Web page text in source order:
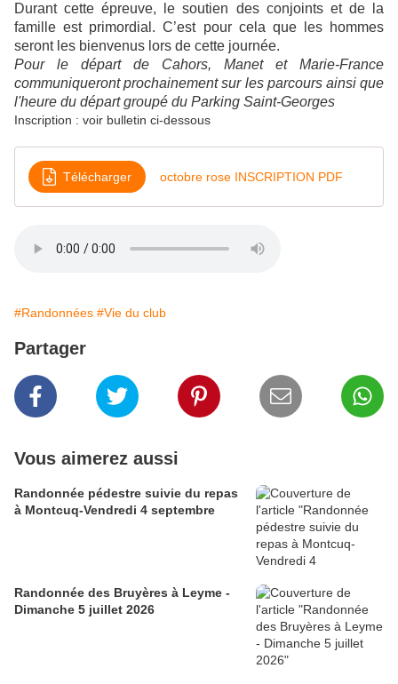
Durant cette épreuve, le soutien des conjoints et de la
famille est primordial. C’est pour cela que les hommes
seront les bienvenus lors de cette journée.
Pour le départ de Cahors, Manet et Marie-France
communiqueront prochainement sur les parcours ainsi que
l'heure du départ groupé du Parking Saint-Georges
Inscription : voir bulletin ci-dessous
Télécharger octobre rose INSCRIPTION PDF
#Randonnées #Vie du club
Partager
Vous aimerez aussi
Randonnée pédestre suivie du repas
à Montcuq-Vendredi 4 septembre
Randonnée des Bruyères à Leyme -
Dimanche 5 juillet 2026